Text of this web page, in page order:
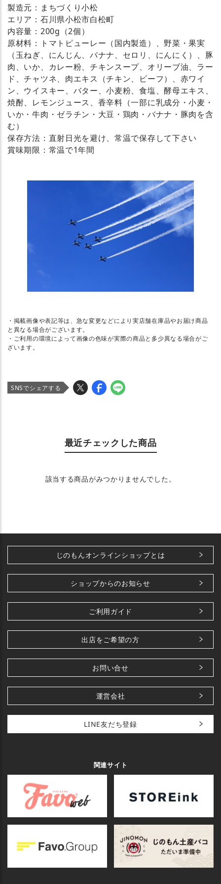
製造元：まちづくり小松
エリア：石川県小松市白松町
内容量：200g（2個）
原材料：トマトピューレー（国内製造）、野菜・果実
（玉ねぎ、にんじん、バナナ、セロリ、にんにく）、豚
肉、いか、カレー粉、チキンスープ、オリーブ油、ラー
ド、チャツネ、肉エキス（チキン、ビーフ）、赤ワイ
ン、ウイスキー、バター、小麦粉、食塩、酵母エキス、
焼酎、レモンジュース、香辛料（一部に乳成分・小麦・
いか・牛肉・ゼラチン・大豆・鶏肉・バナナ・豚肉を含
む）
保存方法：直射日光を避け、常温で保存して下さい
賞味期限：常温で1年間
・掲載画像や表記等は、急な変更などにより実店舗在庫品やお届け商品
と異なる場合がございます。
・ご利用の環境によって画像の色味が実際の商品と多少異なる場合がご
ざいます。
SNSでシェアする
最近チェックした商品
該当する商品がみつかりませんでした。
じのもんオンラインショップとは
ショップからのお知らせ
ご利用ガイド
出店をご希望の方
お問い合せ
運営会社
LINE友だち登録
関連サイト